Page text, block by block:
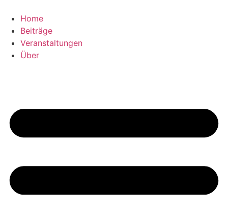
Inhalt
wechseln
Home
Beiträge
Veranstaltungen
Über